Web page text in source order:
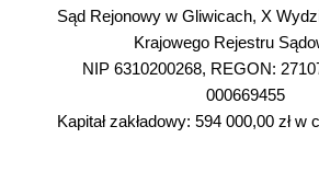
Sąd Rejonowy w Gliwicach, X
Krajowego Rejestru
NIP 6310200268, REGON:
000669455
Kapitał zakładowy: 594 000,00 zł w